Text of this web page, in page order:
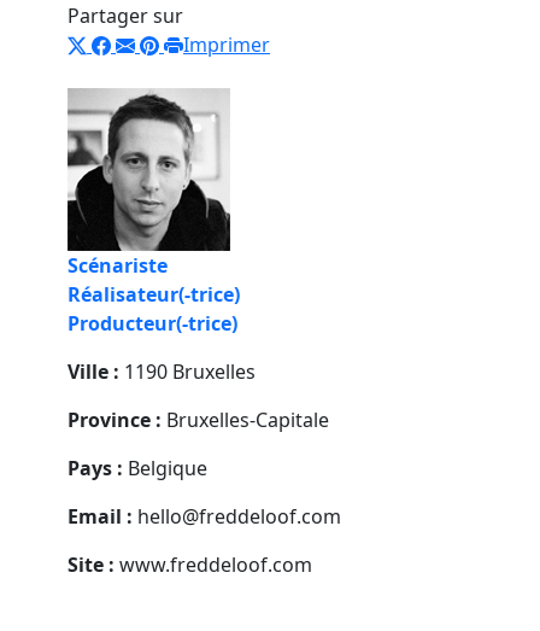
Partager sur
Imprimer
Scénariste
Réalisateur(-trice)
Producteur(-trice)
Ville : 1190 Bruxelles
Province : Bruxelles-Capitale
Pays : Belgique
Email : hello@freddeloof.com
Site : www.freddeloof.com